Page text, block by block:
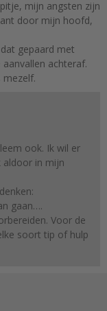
mijn angsten zijn
door mijn hoofd,
gepaard met
achteraf.
mezelf.
ook. Ik wil er
aldoor in mijn
gaan….
Voor de
soort tip of hulp